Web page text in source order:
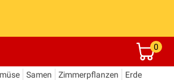
0
Samen Zimmerpflanzen
Erde